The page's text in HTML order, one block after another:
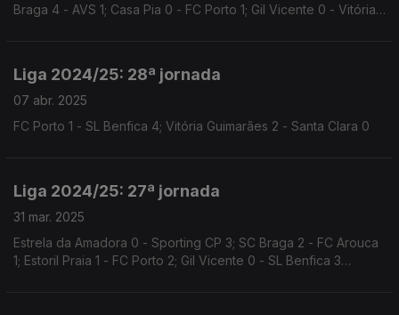
Braga 4 - AVS 1; Casa Pia 0 - FC Porto 1; Gil Vicente 0 - Vitória
Liga 2024/25: 28ª jornada
07 abr. 2025
FC Porto 1 - SL Benfica 4; Vitória Guimarães 2 - Santa Clara 0
Liga 2024/25: 27ª jornada
31 mar. 2025
Estrela da Amadora 0 - Sporting CP 3; SC Braga 2 - FC Arouca
1; Estoril Praia 1 - FC Porto 2; Gil Vicente 0 - SL Benfica 3